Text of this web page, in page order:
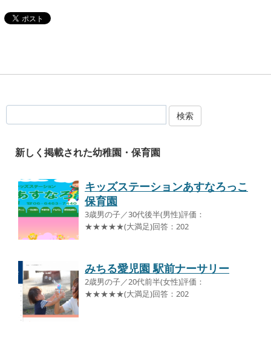
検索
新しく掲載された幼稚園・保育園
キッズステーションあすなろっこ
保育園
3歳男の子／30代後半(男性)評価：
★★★★★(大満足)回答：202
みちる愛児園 駅前ナーサリー
2歳男の子／20代前半(女性)評価：
★★★★★(大満足)回答：202